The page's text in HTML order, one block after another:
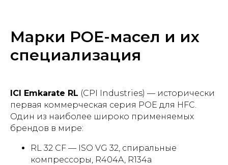
Марки POE-масел и их
специализация
ICI Emkarate RL (CPI Industries) — исторически
первая коммерческая серия POE для HFC.
Один из наиболее широко применяемых
брендов в мире:
RL 32 CF — ISO VG 32, спиральные
компрессоры, R404A, R134a